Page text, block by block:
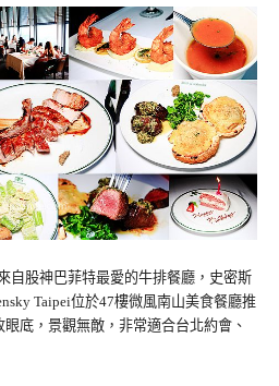
自股神巴菲特最愛的牛排餐廳，史密斯
Taipei位於47樓微風南山美食餐廳推
底，景觀無敵，非常適合台北約會、